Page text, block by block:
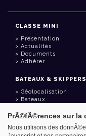
CLASSE MINI
Présentation
Actualités
Documents
Adhérer
BATEAUX & SKIPPERS
Géolocalisation
Bateaux
LIENS UTILES
PrÃ©fÃ©rences sur la
Nous utilisons des